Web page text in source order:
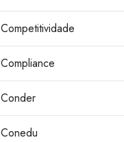
Competitividade
Compliance
Conder
Conedu